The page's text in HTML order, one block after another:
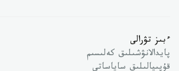
ءبىز تۋرالى
پايدالانۋشىلىق كەلىسىم
قۇپىيالىلىق ساياساتى